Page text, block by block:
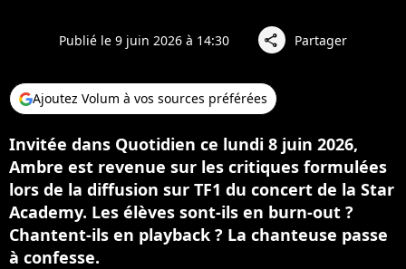
Publié le 9 juin 2026 à 14:30 share Partager
Ajoutez Volum à vos sources préférées
Invitée dans Quotidien ce lundi 8 juin 2026,
Ambre est revenue sur les critiques formulées
lors de la diffusion sur TF1 du concert de la Star
Academy. Les élèves sont-ils en burn-out ?
Chantent-ils en playback ? La chanteuse passe
à confesse.